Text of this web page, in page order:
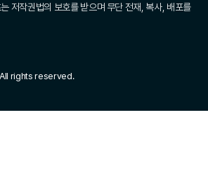
저작권법의 보호를 받으며 무단 전재, 복사, 배포를
rights reserved.